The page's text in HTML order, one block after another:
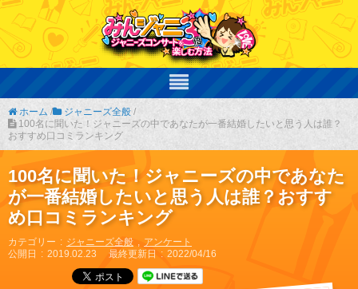
ホーム / ジャニーズ全般 /
100名に聞いた！ジャニーズの中であなたが一番結婚したいと思う人は誰？
おすすめ口コミランキング
100名に聞いた！ジャニーズの中であなた
が一番結婚したいと思う人は誰？おすす
め口コミランキング
カテゴリー ジャニーズ全般
アンケート
公開日
2019.02.23 最終更新日 2022/04/16